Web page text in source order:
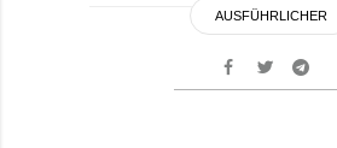
AUSFÜHRLICHER